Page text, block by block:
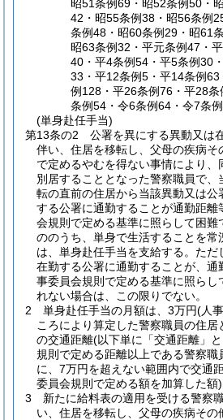
昭51条例69・昭52条例50・
42・昭55条例38・昭56条例
条例48・昭60条例29・昭61
昭63条例32・平元条例47・
40・平4条例54・平5条例30
33・平12条例5・平14条例
例128・平26条例76・平28
条例54・令6条例64・令7条
(単身赴任手当)
第13条の2
公署を異にする異動又は
伴い、住居を移転し、父母の疾病そ
で定めるやむを得ない事情により、
別居することとなった警察職員で、
転の直前の住居から当該異動又は公
する公署に通勤することが通勤距離
会規則で定める基準に照らして困難
ののうち、単身で生活することを常
は、単身赴任手当を支給する。 ただ
在勤する公署に通勤することが、通
事委員会規則で定める基準に照らし
れない場合は、この限りでない。
2
単身赴任手当の月額は、3万円(人
ころにより算定した警察職員の住居
の交通距離(以下単に「交通距離」
規則で定める距離以上である警察職
に、7万円を超えない範囲内で交通
委員会規則で定める額を加算した額)
3
新たに給料表の適用を受ける警察
い、住居を移転し、父母の疾病そ